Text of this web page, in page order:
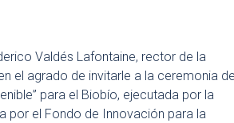
Valdés Lafontaine, rector de la
el agrado de invitarle a la ceremonia de
para el Biobío, ejecutada por la
por el Fondo de Innovación para la